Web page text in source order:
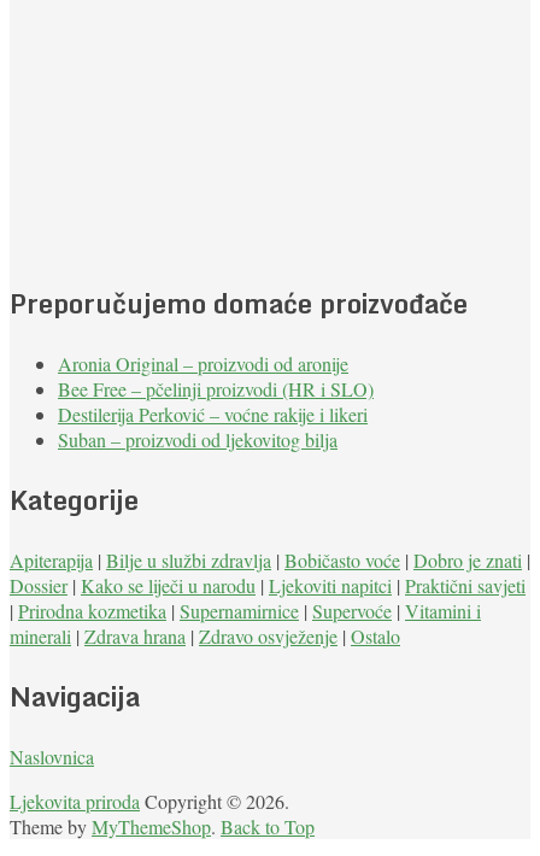
Preporučujemo domaće proizvođače
Aronia Original – proizvodi od aronije
Bee Free – pčelinji proizvodi (HR i SLO)
Destilerija Perković – voćne rakije i likeri
Suban – proizvodi od ljekovitog bilja
Kategorije
Apiterapija | Bilje u službi zdravlja | Bobičasto voće | Dobro je znati |
Dossier| Kako se liječi u narodu | Ljekoviti napitci | Praktični savjeti
| Prirodna kozmetika | Supernamirnice | Supervoće | Vitamini i
minerali | Zdrava hrana | Zdravo osvježenje | Ostalo
Navigacija
Naslovnica
Ljekovita priroda Copyright © 2026.
Theme byMyThemeShop. Back to Top